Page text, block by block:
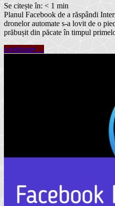
Se citește în: < 1 min
Planul Facebook de a răspândi
dronelor automate s-a lovit de o
prăbușit din păcate în timpul
continuare ...